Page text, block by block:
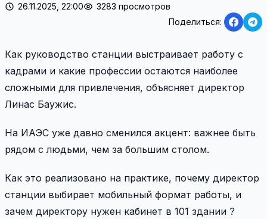
26.11.2025, 22:00
3283 просмотров
Поделиться:
Как руководство станции выстраивает работу с
кадрами и какие профессии остаются наиболее
сложными для привлечения, объясняет директор
Линас Баужис.
На ИАЭС уже давно сменился акцент: важнее быть
рядом с людьми, чем за большим столом.
Как это реализовано на практике, почему директор
станции выбирает мобильный формат работы, и
зачем директору нужен кабинет в 101 здании ?